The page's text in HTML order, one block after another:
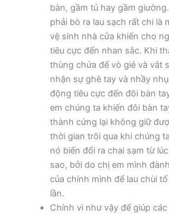
bàn, gầm tủ hay gầm
phải bò ra lau sạch rất chi là
vệ sinh nhà cửa khiến cho
tiêu cực đến nhan sắc. Khi
thùng chứa để vò giẻ và vắt
nhận sự ghê tay và nhầy
động tiêu cực đến đôi bàn
em chúng ta khiến đôi bàn
thành cứng lại không giữ
thời gian trôi qua khi chúng
nó biến đổi ra chai sạm từ
sao, bởi do chị em mình
của chính mình để lau chùi
lần.
Chính vì như vậy để giúp